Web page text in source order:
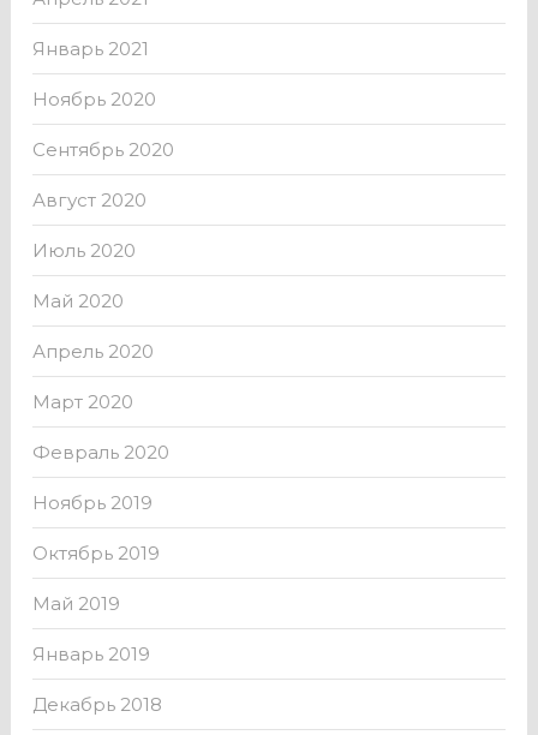
Январь 2021
Ноябрь 2020
Сентябрь 2020
Август 2020
Июль 2020
Май 2020
Апрель 2020
Март 2020
Февраль 2020
Ноябрь 2019
Октябрь 2019
Май 2019
Январь 2019
Декабрь 2018